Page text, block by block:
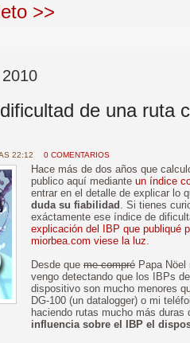
>>
de una ruta
22:12 0 COMENTARIOS
Hace más de dos años que
publico aquí mediante un índice
entrar en el detalle de explicar lo
duda su fiabilidad . Si tienes
exáctamente ese índice de
explicación del IBP que publiqué
miorbea.com viese la luz.
Desde que me compré Papa
vengo detectando que los IBPs
dispositivo son mucho menores
DG-100 (un datalogger) o mi
haciendo rutas mucho más duras
influencia sobre el IBP el